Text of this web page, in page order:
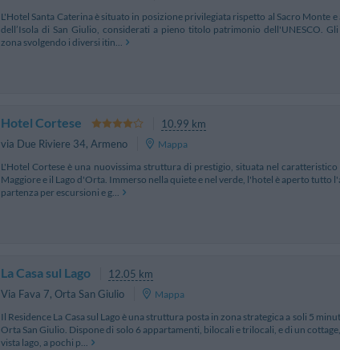
L'Hotel Santa Caterina è situato in posizione privilegiata rispetto al Sacro Monte
dell’Isola di San Giulio, considerati a pieno titolo patrimonio dell'UNESCO.
zona svolgendo i diversi itin...
Hotel Cortese
10.99 km
via Due Riviere 34, Armeno
Mappa
L'Hotel Cortese è una nuovissima struttura di prestigio, situata nel
Maggiore e il Lago d'Orta. Immerso nella quiete e nel verde, l'hotel è aperto tutto
partenza per escursioni e g...
La Casa sul Lago
12.05 km
Via Fava 7, Orta San Giulio
Mappa
Il Residence La Casa sul Lago è una struttura posta in zona strategica a soli 5
Orta San Giulio. Dispone di solo 6 appartamenti, bilocali e trilocali, e di un
vista lago, a pochi p...